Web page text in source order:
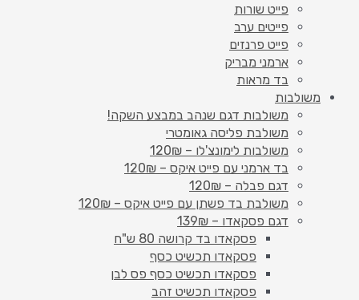
פייט שורות
פייטים ערב
פייט פרנזים
ארמני מבריק
בד מראות
משולבות
משולבות דגם שנהב במבצע השקה!
משולבת פליסה גאומטרי
משולבות לימונצ'לו – 120₪
בד ארמני עם פייט איקס – 120₪
דגם פבלה – 120₪
משולבת בד פשתן עם פייט איקס – 120₪
דגם פסקאדו – 139₪
פסקאדו בד קרושה 80 ש"ח
פסקאדו תכשיט כסף
פסקאדו תכשיט כסף פס לבן
פסקאדו תכשיט זהב